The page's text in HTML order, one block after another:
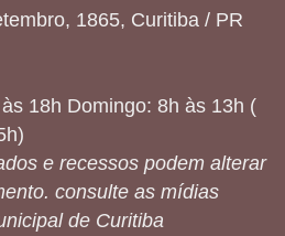
1865, Curitiba / PR
18h Domingo: 8h às 13h (
e recessos podem alterar
consulte as mídias
de Curitiba